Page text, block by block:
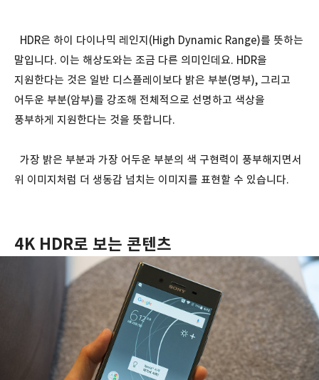
HDR은 하이 다이나믹 레인지(High Dynamic Range)를 뜻하는
말입니다. 이는 해상도와는 조금 다른 의미인데요. HDR을
지원한다는 것은 일반 디스플레이보다 밝은 부분(명부), 그리고
어두운 부분(암부)를 강조해 전체적으로 선명하고 색상을
풍부하게 지원한다는 것을 뜻합니다.
가장 밝은 부분과 가장 어두운 부분의 색 구현력이 풍부해지면서
위 이미지처럼 더 생동감 넘치는 이미지를 표현할 수 있습니다.
4K HDR로 보는 콘텐츠